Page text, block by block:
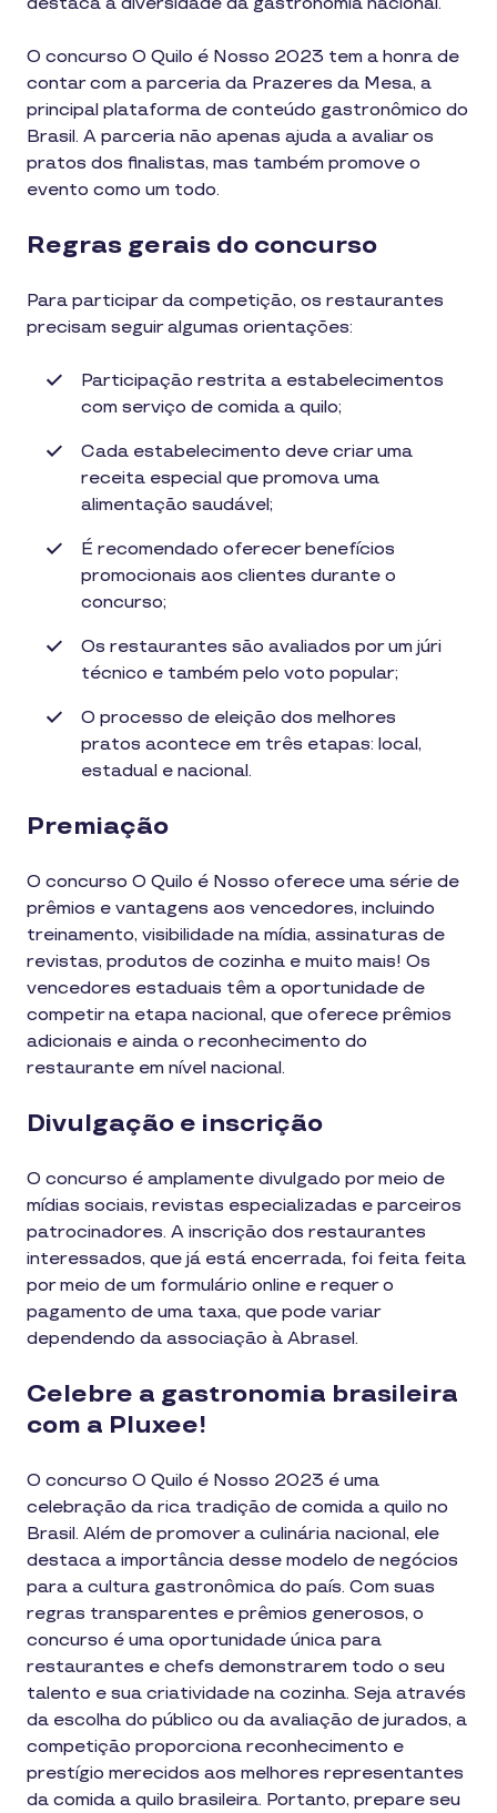
O concurso O Quilo é Nosso 2023 tem a honra de
contar com a parceria da Prazeres da Mesa, a
principal plataforma de conteúdo gastronômico do
Brasil. A parceria não apenas ajuda a avaliar os
pratos dos finalistas, mas também promove o
evento como um todo.
Regras gerais do concurso
Para participar da competição, os restaurantes
precisam seguir algumas orientações:
Participação restrita a estabelecimentos
com serviço de comida a quilo;
Cada estabelecimento deve criar uma
receita especial que promova uma
alimentação saudável;
É recomendado oferecer benefícios
promocionais aos clientes durante o
concurso;
Os restaurantes são avaliados por um júri
técnico e também pelo voto popular;
O processo de eleição dos melhores
pratos acontece em três etapas: local,
estadual e nacional.
Premiação
O concurso O Quilo é Nosso oferece uma série de
prêmios e vantagens aos vencedores, incluindo
treinamento, visibilidade na mídia, assinaturas de
revistas, produtos de cozinha e muito mais! Os
vencedores estaduais têm a oportunidade de
competir na etapa nacional, que oferece prêmios
adicionais e ainda o reconhecimento do
restaurante em nível nacional.
Divulgação e inscrição
O concurso é amplamente divulgado por meio de
mídias sociais, revistas especializadas e parceiros
patrocinadores. A inscrição dos restaurantes
interessados, que já está encerrada, foi feita feita
por meio de um formulário online e requer o
pagamento de uma taxa, que pode variar
dependendo da associação à Abrasel.
Celebre a gastronomia brasileira
com a Pluxee!
O concurso O Quilo é Nosso 2023 é uma
celebração da rica tradição de comida a quilo no
Brasil. Além de promover a culinária nacional, ele
destaca a importância desse modelo de negócios
para a cultura gastronômica do país. Com suas
regras transparentes e prêmios generosos, o
concurso é uma oportunidade única para
restaurantes e chefs demonstrarem todo o seu
talento e sua criatividade na cozinha. Seja através
da escolha do público ou da avaliação de jurados, a
competição proporciona reconhecimento e
prestígio merecidos aos melhores representantes
da comida a quilo brasileira. Portanto, prepare seu